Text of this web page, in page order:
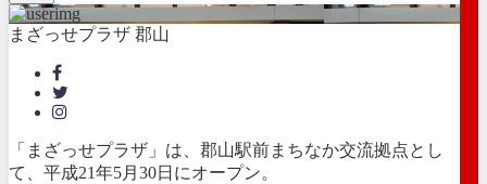
まざっせプラザ 郡山
「まざっせプラザ」は、郡山駅前まちなか交流拠点とし
て、平成21年5月30日にオープン。